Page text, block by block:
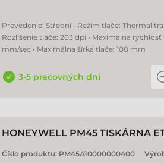
Prevedenie: Střední • Režim tlače: Thermal
Rozlíšenie tlače: 203 dpi • Maximálna rýchlosť
mm/sec • Maximálna šírka tlače: 108 mm
3-5 pracovných dní
HONEYWELL PM45 TISKÁRNA
Číslo produktu: PM45A10000000400